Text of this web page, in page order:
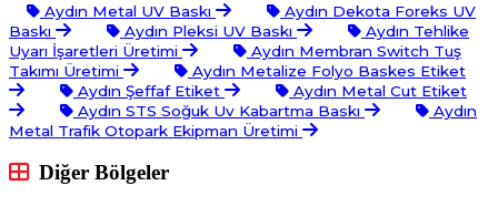
Aydın Metal UV Baskı
Aydın Dekota Foreks UV
Baskı
Aydın Pleksi UV Baskı
Aydın Tehlike
Uyarı İşaretleri Üretimi
Aydın Membran Switch Tuş
Takımı Üretimi
Aydın Metalize Folyo Baskes Etiket
Aydın Şeffaf Etiket
Aydın Metal Cut Etiket
Aydın STS Soğuk Uv Kabartma Baskı
Aydın
Metal Trafik Otopark Ekipman Üretimi
Diğer Bölgeler